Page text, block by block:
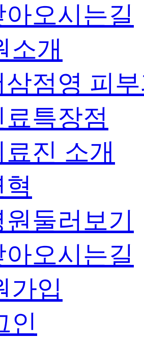
아오시는길
소개
삼점영 피
료특장점
료진 소개
혁
원둘러보기
아오시는길
가입
인